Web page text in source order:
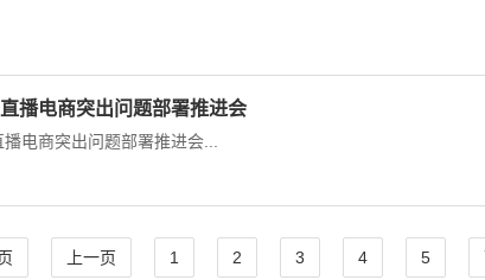
播电商突出问题部署推进会
电商突出问题部署推进会...
上一页 1 2 3 4 5